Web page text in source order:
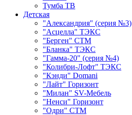
Тумба ТВ
Детская
"Александрия" (серия №3)
"Асцелла" ТЭКС
"Берген" СТМ
"Бланка" ТЭКС
"Гамма-20" (серия №4)
"Колибри-Лофт" ТЭКС
"Кэнди" Domani
"Лайт" Горизонт
"Милан" SV-Мебель
"Ненси" Горизонт
"Одри" СТМ